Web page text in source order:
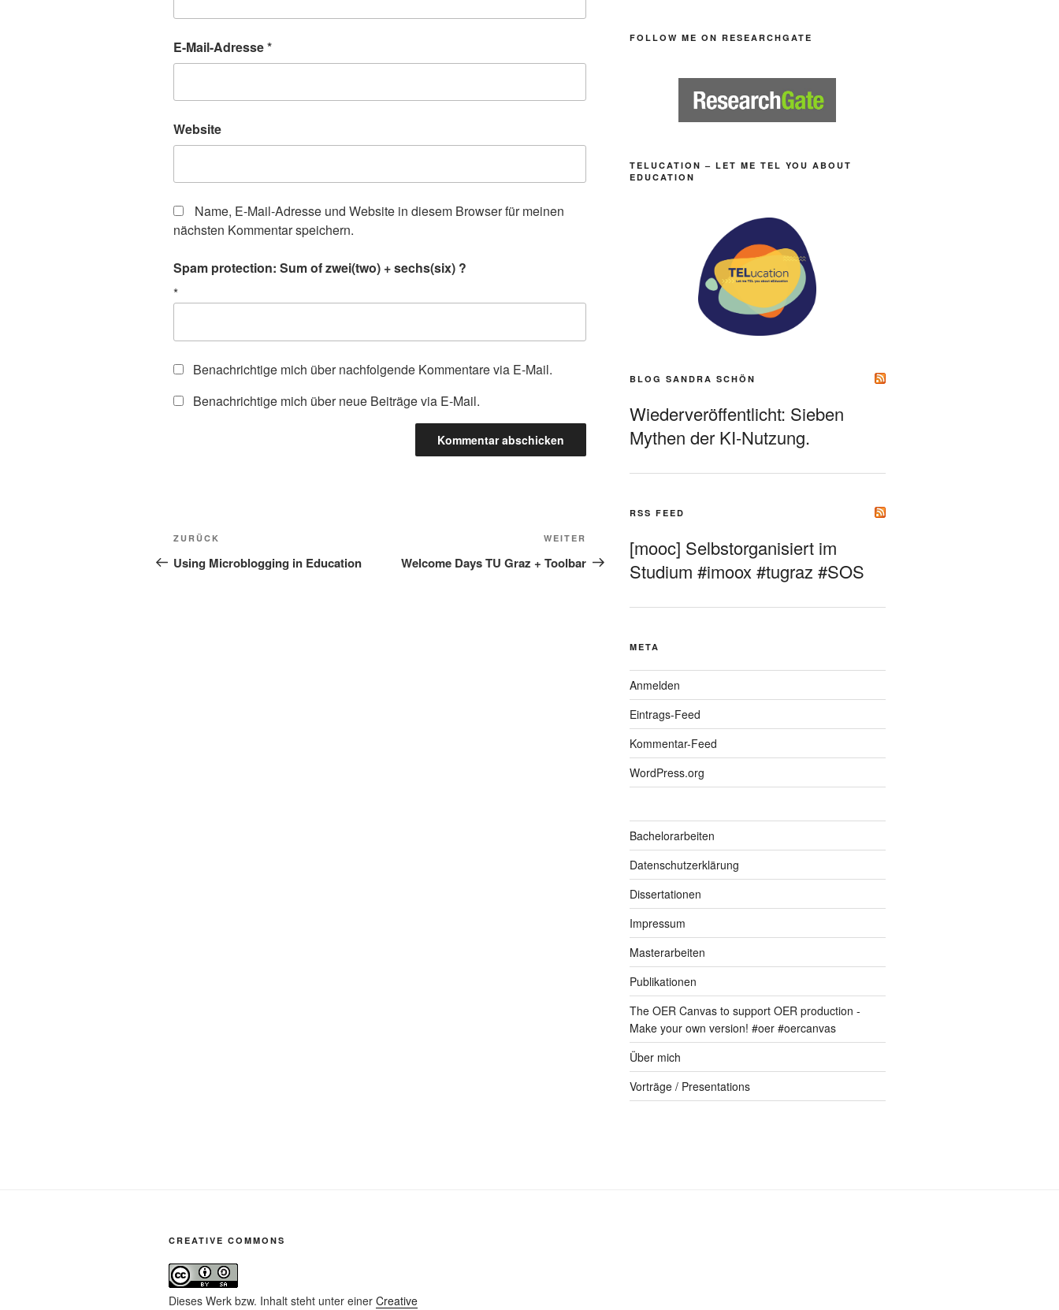
E-Mail-Adresse*
Website
Name, E-Mail-Adresse und Website in diesem Browser für meinen
nächsten Kommentar speichern.
Spam protection: Sum of zwei(two) + sechs(six) ?
*
Benachrichtige mich über nachfolgende Kommentare via E-Mail.
Benachrichtige mich über neue Beiträge via E-Mail.
Beitragsnavigation
Vorheriger
Beitrag
ZURÜCK
Using Microblogging in Education
Nächster
Beitrag
WEITER
Welcome Days TU Graz + Toolbar
FOLLOW ME ON RESEARCHGATE
TELUCATION – LET ME TEL YOU ABOUT
EDUCATION
BLOG SANDRA SCHÖN
Wiederveröffentlicht: Sieben
Mythen der KI-Nutzung.
RSS FEED
[mooc] Selbstorganisiert im
Studium #imoox #tugraz #SOS
META
Anmelden
Eintrags-Feed
Kommentar-Feed
WordPress.org
Bachelorarbeiten
Datenschutzerklärung
Dissertationen
Impressum
Masterarbeiten
Publikationen
The OER Canvas to support OER production -
Make your own version! #oer #oercanvas
Über mich
Vorträge / Presentations
CREATIVE COMMONS
Dieses Werk bzw. Inhalt steht unter einer Creative